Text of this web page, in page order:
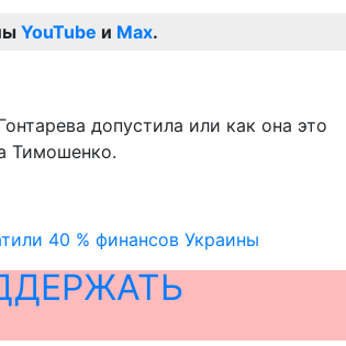
YouTube и Max.
допустила или как она это
Тимошенко.
40 % финансов Украины